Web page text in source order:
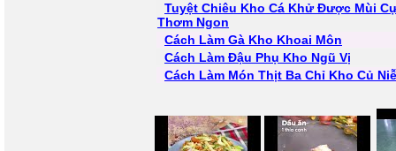
Tuyệt Chiêu Kho Cá Khử Được Mùi
Thơm Ngon
Cách Làm Gà Kho Khoai Môn
Cách Làm Đậu Phụ Kho Ngũ Vị
Cách Làm Món Thịt Ba Chỉ Kho Củ